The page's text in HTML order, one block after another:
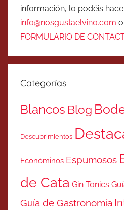
información, lo podéis
info@nosgustaelvino.com
FORMULARIO DE
Categorías
Blancos Blog
Descubrimientos
Económinos Espumosos
de Cata Gin Tonics
Guía de Gastronomía